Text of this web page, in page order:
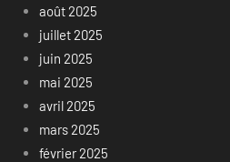
août 2025
juillet 2025
juin 2025
mai 2025
avril 2025
mars 2025
février 2025